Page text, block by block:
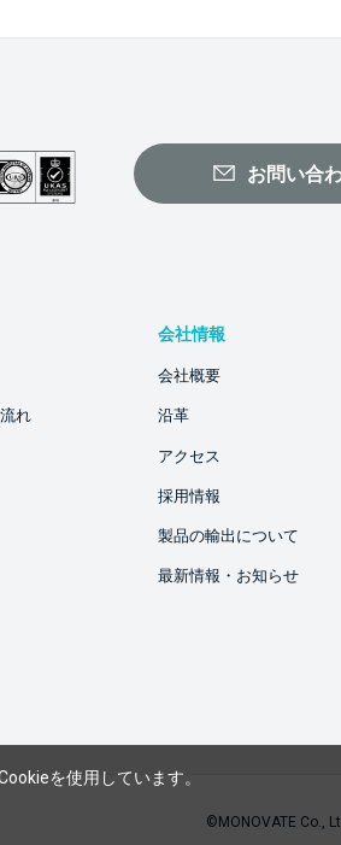
お問い合
れ
会社情報
会社概要
沿革
アクセス
採用情報
製品の輸出について
最新情報・お知らせ
©MONOVATE Co.,
を使用しています。